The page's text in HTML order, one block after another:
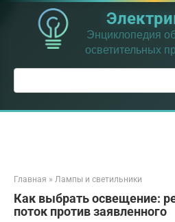
Перейти
контенту
Энциклопедия
осветительных
Поиск:
Главная » Лампы и светильники
Как выбрать освещение:
поток против заявленного